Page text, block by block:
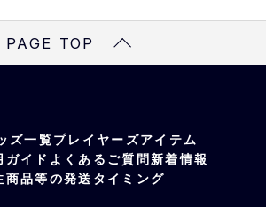
。
選手、バファローブル、バフ
PAGE TOP
ズ一覧プレイヤーズアイテム
ガイド よくあるご質問新着情報
商品等の発送タイミング